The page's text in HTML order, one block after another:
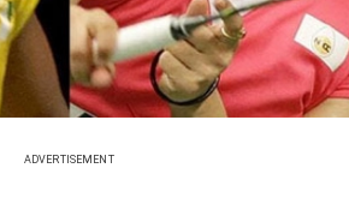
ADVERTISEMENT